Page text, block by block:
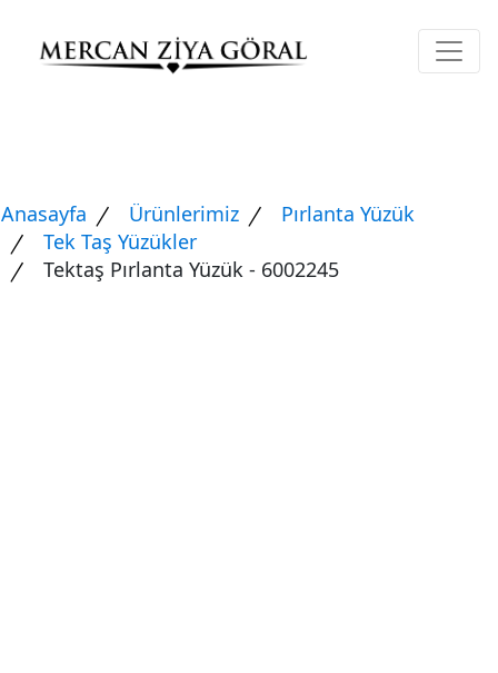
Anasayfa Ürünlerimiz
Pırlanta Yüzük
Tek Taş Yüzükler
Tektaş Pırlanta Yüzük - 6002245